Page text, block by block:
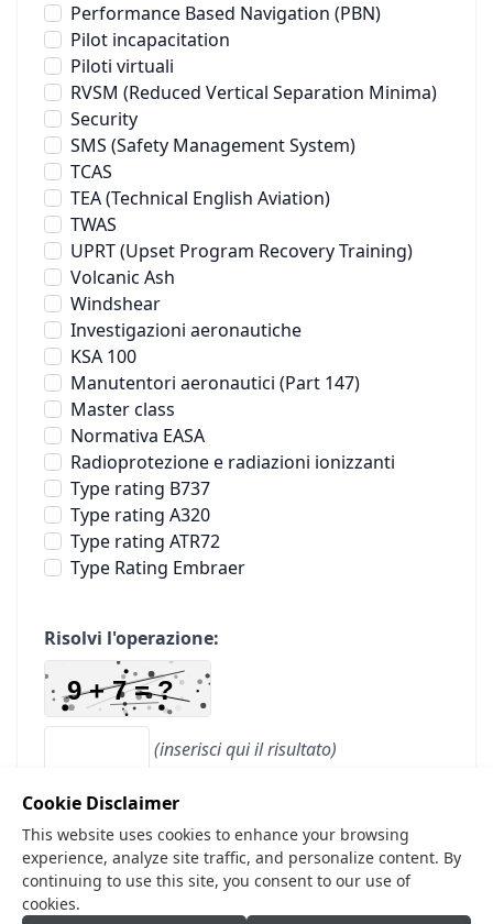
Performance Based Navigation (PBN)
Pilot incapacitation
Piloti virtuali
RVSM (Reduced Vertical Separation Minima)
Security
SMS (Safety Management System)
TCAS
TEA (Technical English Aviation)
TWAS
UPRT (Upset Program Recovery Training)
Volcanic Ash
Windshear
Investigazioni aeronautiche
KSA 100
Manutentori aeronautici (Part 147)
Master class
Normativa EASA
Radioprotezione e radiazioni ionizzanti
Type rating B737
Type rating A320
Type rating ATR72
Type Rating Embraer
Risolvi l'operazione:
(inserisci qui il risultato)
Cookie Disclaimer
This website uses cookies to enhance your browsing
experience, analyze site traffic, and personalize content. By
continuing to use this site, you consent to our use of
cookies.